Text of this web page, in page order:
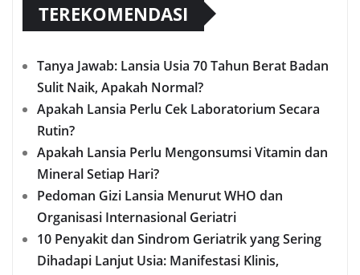
TEREKOMENDASI
Tanya Jawab: Lansia Usia 70 Tahun Berat Badan
Sulit Naik, Apakah Normal?
Apakah Lansia Perlu Cek Laboratorium Secara
Rutin?
Apakah Lansia Perlu Mengonsumsi Vitamin dan
Mineral Setiap Hari?
Pedoman Gizi Lansia Menurut WHO dan
Organisasi Internasional Geriatri
10 Penyakit dan Sindrom Geriatrik yang Sering
Dihadapi Lanjut Usia: Manifestasi Klinis,